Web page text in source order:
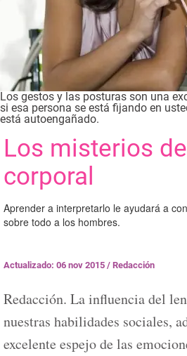
Los gestos y las posturas son una
si esa persona se está fijando en
está autoengañado.
Los misterios
corporal
Aprender a interpretarlo le ayudará a
sobre todo a los hombres.
Actualizado: 06 nov 2015 / Redacción
Redacción. La influencia del
nuestras habilidades sociales,
excelente espejo de las